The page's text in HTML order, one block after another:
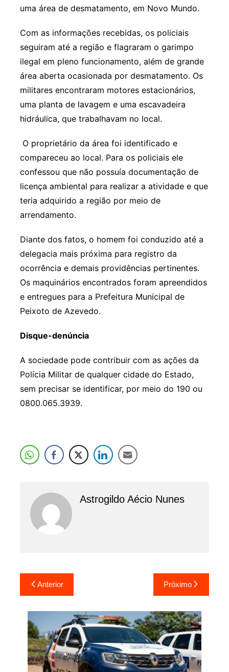
uma área de desmatamento, em Novo Mundo.
Com as informações recebidas, os policiais
seguiram até a região e flagraram o garimpo
ilegal em pleno funcionamento, além de grande
área aberta ocasionada por desmatamento. Os
militares encontraram motores estacionários,
uma planta de lavagem e uma escavadeira
hidráulica, que trabalhavam no local.
O proprietário da área foi identificado e
compareceu ao local. Para os policiais ele
confessou que não possuía documentação de
licença ambiental para realizar a atividade e que
teria adquirido a região por meio de
arrendamento.
Diante dos fatos, o homem foi conduzido até a
delegacia mais próxima para registro da
ocorrência e demais providências pertinentes.
Os maquinários encontrados foram apreendidos
e entregues para a Prefeitura Municipal de
Peixoto de Azevedo.
Disque-denúncia
A sociedade pode contribuir com as ações da
Polícia Militar de qualquer cidade do Estado,
sem precisar se identificar, por meio do 190 ou
0800.065.3939.
Astrogildo Aécio Nunes
Navegação
de
Post
Anterior Próximo